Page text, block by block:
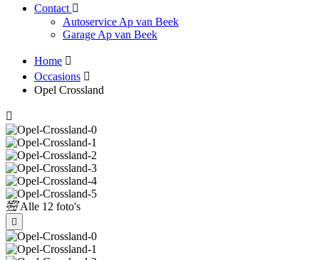
Contact
Autoservice Ap van Beek
Garage Ap van Beek
Home
Occasions
Opel Crossland
Alle 12 foto's